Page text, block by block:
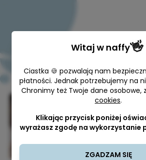
Beauty Bride -
przewodnik dla
Młodych
Maki i Chabry
Witaj w naffy👋
Ciastka 🍪 pozwalają nam
płatności. Jednak potrzebujemy na
Chronimy też Twoje dane osobowe,
cookies.
Klikając przycisk poniżej
wyrażasz zgodę na wykorzystanie
ZGADZAM SIĘ